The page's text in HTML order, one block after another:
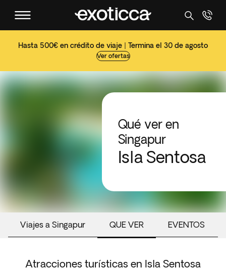
Hasta 500€ en crédito de viaje | Termina el 30 de agosto
Ver ofertas
Qué ver en
Singapur
Isla Sentosa
Viajes a Singapur QUE VER EVENTOS
Atracciones turísticas en Isla Sentosa